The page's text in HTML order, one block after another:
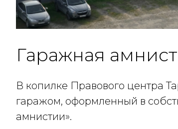
Гаражная
В копилке Правового центра
гаражом, оформленный в
амнистии».